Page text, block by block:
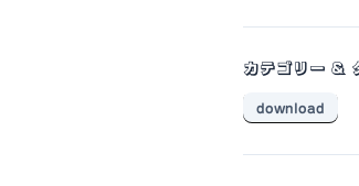
カテゴリー &
download